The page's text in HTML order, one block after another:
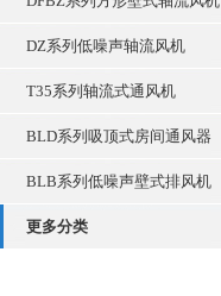
DZ系列低噪声轴流风机
T35系列轴流式通风机
BLD系列吸顶式房间通风器
BLB系列低噪声壁式排风机
更多分类